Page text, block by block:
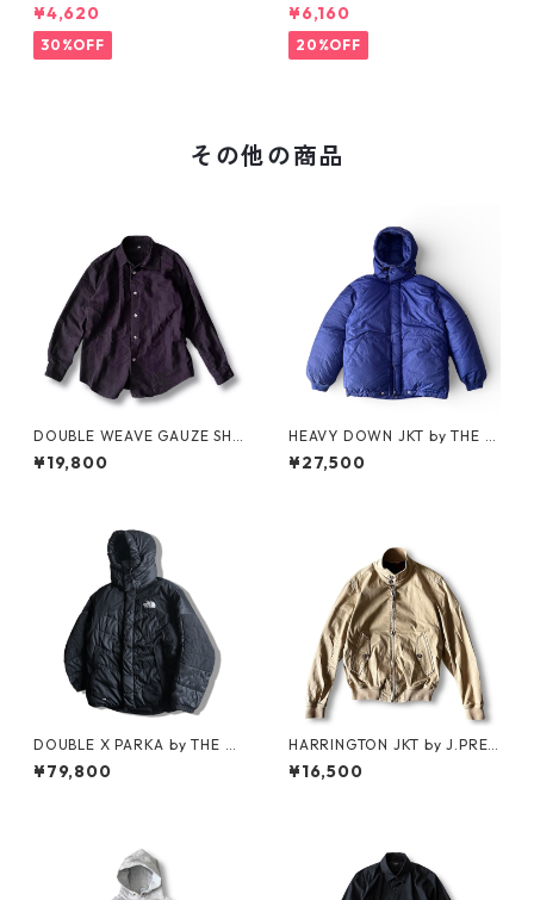
¥4,620
30%OFF
RT Tee
¥6,160
20%OFF
その他の商品
DOUBLE WEAVE GAUZE SHI
RT by MIYAKE DESIGN STUDI
O
¥19,800
HEAVY DOWN JKT by THE N
ORTH FACE
¥27,500
DOUBLE X PARKA by THE N
ORTH FACE
¥79,800
HARRINGTON JKT by J.PRES
S
¥16,500